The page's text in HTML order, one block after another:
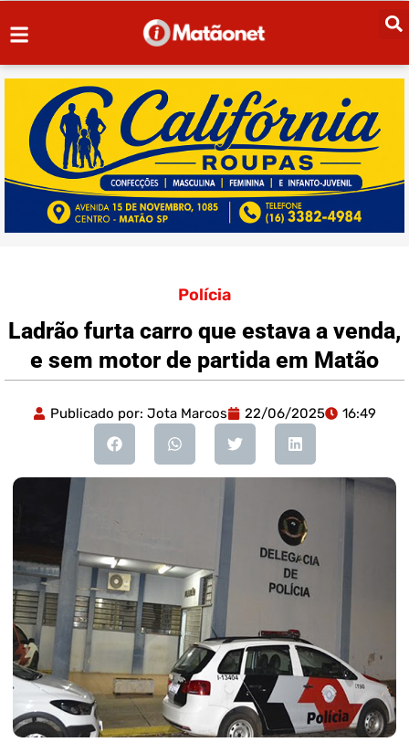
Polícia
Ladrão furta carro que estava a venda,
e sem motor de partida em Matão
Publicado por: Jota Marcos 22/06/2025 16:49